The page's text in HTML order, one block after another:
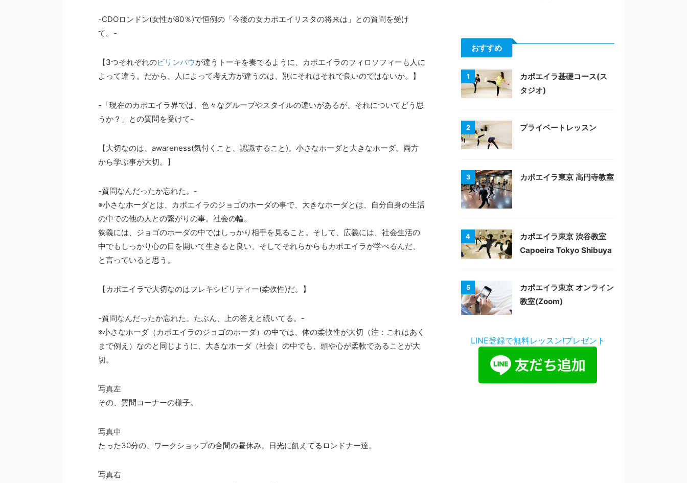
-CDOロンドン(女性が80％)で恒例の「今後の女カポエイリスタの将来は」との質問を受け
て。-
【3つそれぞれのビリンバウが違うトーキを奏でるように、カポエイラのフィロソフィーも人に
よって違う。だから、人によって考え方が違うのは、別にそれはそれで良いのではないか。】
-「現在のカポエイラ界では、色々なグループやスタイルの違いがあるが、それについてどう思
うか？」との質問を受けて-
【大切なのは、awareness(気付くこと、認識すること)。小さなホーダと大きなホーダ。両方
から学ぶ事が大切。】
-質問なんだったか忘れた。-
※小さなホーダとは、カポエイラのジョゴのホーダの事で、大きなホーダとは、自分自身の生活
の中での他の人との繋がりの事。社会の輪。
狭義には、ジョゴのホーダの中ではしっかり相手を見ること。そして、広義には、社会生活の
中でもしっかり心の目を開いて生きると良い、そしてそれらからもカポエイラが学べるんだ、
と言っていると思う。
【カポエイラで大切なのはフレキシビリティー(柔軟性)だ。】
-質問なんだったか忘れた。たぶん、上の答えと続いてる。-
※小さなホーダ（カポエイラのジョゴのホーダ）の中では、体の柔軟性が大切（注：これはあく
まで例え）なのと同じように、大きなホーダ（社会）の中でも、頭や心が柔軟であることが大
切。
写真左
その、質問コーナーの様子。
写真中
たった30分の、ワークショップの合間の昼休み。日光に飢えてるロンドナー達。
写真右
おすすめ
1
カポエイラ基礎コース(ス
タジオ)
2 プライベートレッスン
3 カポエイラ東京 高円寺教室
4
カポエイラ東京 渋谷教室
Capoeira Tokyo Shibuya
5
カポエイラ東京 オンライン
教室(Zoom)
LINE登録で無料レッスン!プレゼント